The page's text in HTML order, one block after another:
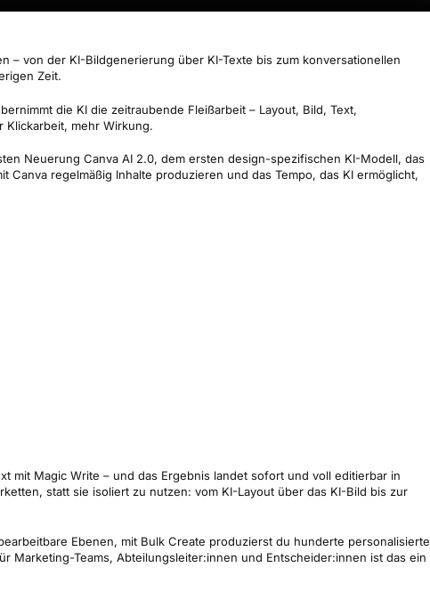
– von der KI-Bildgenerierung über KI-Texte bis zum konversationellen
Zeit.
die KI die zeitraubende Fleißarbeit – Layout, Bild, Text,
Klickarbeit, mehr Wirkung.
Neuerung Canva AI 2.0, dem ersten design-spezifischen KI-Modell, das
regelmäßig Inhalte produzieren und das Tempo, das KI ermöglicht,
mit Magic Write – und das Ergebnis landet sofort und voll editierbar in
statt sie isoliert zu nutzen: vom KI-Layout über das KI-Bild bis zur
Ebenen, mit Bulk Create produzierst du hunderte personalisierte
Marketing-Teams, Abteilungsleiter:innen und Entscheider:innen ist das ein